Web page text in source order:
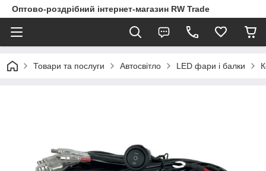
Оптово-роздрібний інтернет-магазин RW Trade
Товари та послуги Автосвітло LED фари і балки